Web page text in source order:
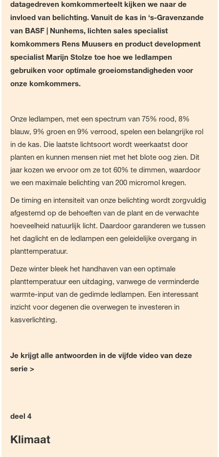
datagedreven komkommerteelt kijken we naar de
invloed van belichting. Vanuit de kas in ‘s-Gravenzande
van BASF | Nunhems, lichten sales specialist
komkommers Rens Muusers en product development
specialist Marijn Stolze toe hoe we ledlampen
gebruiken voor optimale groeiomstandigheden voor
onze komkommers.
Onze ledlampen, met een spectrum van 75% rood, 8%
blauw, 9% groen en 9% verrood, spelen een belangrijke rol
in de kas. Die laatste lichtsoort wordt weerkaatst door
planten en kunnen mensen niet met het blote oog zien. Dit
jaar kozen we ervoor om ze tot 60% te dimmen, waardoor
we een maximale belichting van 200 micromol kregen.
De timing en intensiteit van onze belichting wordt zorgvuldig
afgestemd op de behoeften van de plant en de verwachte
hoeveelheid natuurlijk licht. Daardoor garanderen we tussen
het daglicht en de ledlampen een geleidelijke overgang in
planttemperatuur.
Deze winter bleek het handhaven van een optimale
planttemperatuur een uitdaging, vanwege de verminderde
warmte-input van de gedimde ledlampen. Een interessant
inzicht voor degenen die overwegen te investeren in
kasverlichting.
Je krijgt alle antwoorden in de vijfde video van deze
serie >
deel 4
Klimaat